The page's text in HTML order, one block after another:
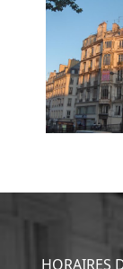
HORAIRES